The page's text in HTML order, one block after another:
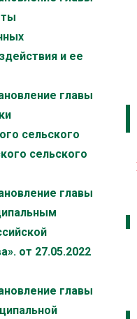
и ее
главы
сельского
сельского
главы
от 27.05.2022
главы